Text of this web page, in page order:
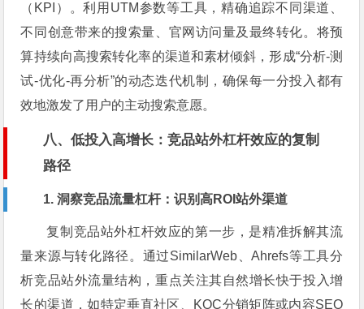
（KPI）。利用UTM参数等工具，精确追踪不同渠道、
不同创意带来的搜索量、官网访问量及最终转化。将预
算持续向高搜索转化率的渠道和素材倾斜，形成“分析-测
试-优化-再分析”的动态迭代机制，确保每一分投入都有
效地激发了用户的主动搜索意愿。
八、低投入高增长：竞品站外杠杆效应的复制
路径
1. 洞察竞品流量杠杆：识别高ROI站外渠道
复制竞品站外杠杆效应的第一步，是精准拆解其流
量来源与转化路径。通过SimilarWeb、Ahrefs等工具分
析竞品站外流量结构，重点关注其自然增长快于投入增
长的渠道，如特定垂直社区、KOC分销矩阵或内容SEO